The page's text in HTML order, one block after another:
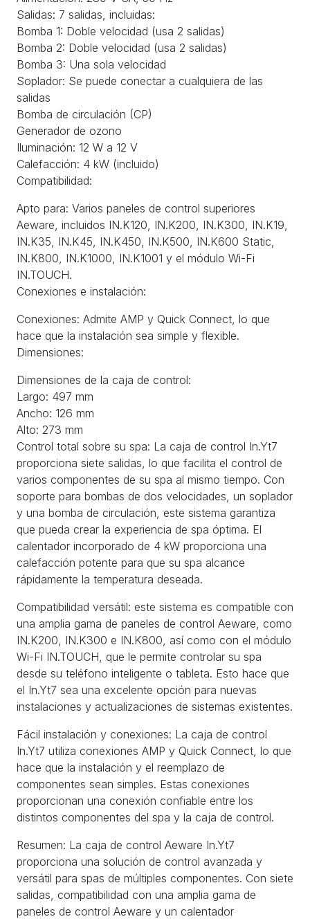
Salidas: 7 salidas, incluidas:
Bomba 1: Doble velocidad (usa 2 salidas)
Bomba 2: Doble velocidad (usa 2 salidas)
Bomba 3: Una sola velocidad
Soplador: Se puede conectar a cualquiera de las
salidas
Bomba de circulación (CP)
Generador de ozono
Iluminación: 12 W a 12 V
Calefacción: 4 kW (incluido)
Compatibilidad:
Apto para: Varios paneles de control superiores
Aeware, incluidos IN.K120, IN.K200, IN.K300, IN.K19,
IN.K35, IN.K45, IN.K450, IN.K500, IN.K600 Static,
IN.K800, IN.K1000, IN.K1001 y el módulo Wi-Fi
IN.TOUCH.
Conexiones e instalación:
Conexiones: Admite AMP y Quick Connect, lo que
hace que la instalación sea simple y flexible.
Dimensiones:
Dimensiones de la caja de control:
Largo: 497 mm
Ancho: 126 mm
Alto: 273 mm
Control total sobre su spa: La caja de control In.Yt7
proporciona siete salidas, lo que facilita el control de
varios componentes de su spa al mismo tiempo. Con
soporte para bombas de dos velocidades, un soplador
y una bomba de circulación, este sistema garantiza
que pueda crear la experiencia de spa óptima. El
calentador incorporado de 4 kW proporciona una
calefacción potente para que su spa alcance
rápidamente la temperatura deseada.
Compatibilidad versátil: este sistema es compatible con
una amplia gama de paneles de control Aeware, como
IN.K200, IN.K300 e IN.K800, así como con el módulo
Wi-Fi IN.TOUCH, que le permite controlar su spa
desde su teléfono inteligente o tableta. Esto hace que
el In.Yt7 sea una excelente opción para nuevas
instalaciones y actualizaciones de sistemas existentes.
Fácil instalación y conexiones: La caja de control
In.Yt7 utiliza conexiones AMP y Quick Connect, lo que
hace que la instalación y el reemplazo de
componentes sean simples. Estas conexiones
proporcionan una conexión confiable entre los
distintos componentes del spa y la caja de control.
Resumen: La caja de control Aeware In.Yt7
proporciona una solución de control avanzada y
versátil para spas de múltiples componentes. Con siete
salidas, compatibilidad con una amplia gama de
paneles de control Aeware y un calentador